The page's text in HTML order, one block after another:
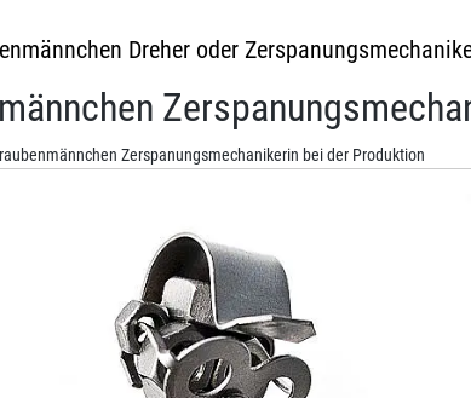
Dreher oder
Zerspanungsmechanikerin bei der Produktion